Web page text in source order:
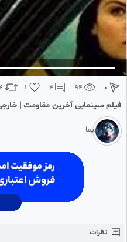
تبلیغ 1 از 2
4 1 4 94 0
فیلم سینمایی آخرین مقاومت |
#‌فیام #‌فیلم_اکشن
نیما
نظرات